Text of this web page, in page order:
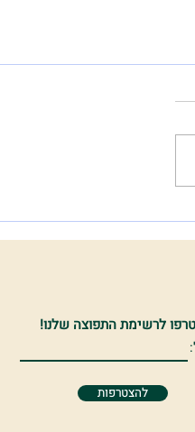
לרשימת התפוצה שלנו!
להצטרפות